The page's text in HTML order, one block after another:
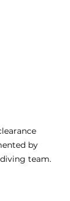
by
team.